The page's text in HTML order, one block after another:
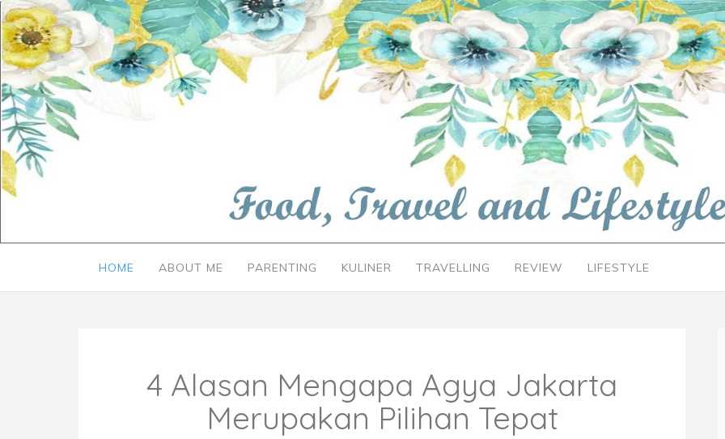
HOME ABOUT ME PARENTING KULINER TRAVELLING REVIEW LIFESTYLE
4 Alasan Mengapa Agya Jakarta
Merupakan Pilihan Tepat